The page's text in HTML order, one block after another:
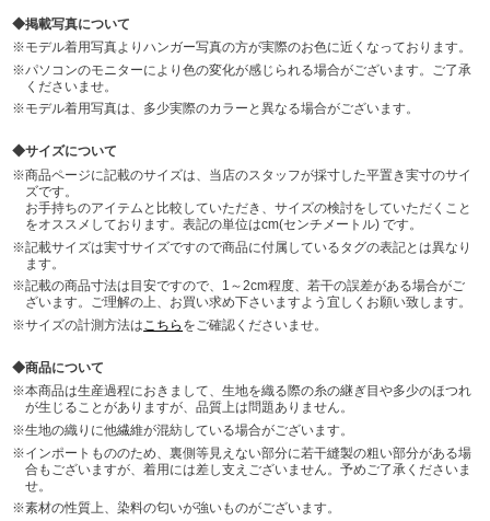
掲載写真について
モデル着用写真よりハンガー写真の方が実際のお色に近くなっております。
パソコンのモニターにより色の変化が感じられる場合がございます。ご了承
くださいませ。
モデル着用写真は、多少実際のカラーと異なる場合がございます。
サイズについて
商品ページに記載のサイズは、当店のスタッフが採寸した平置き実寸のサイ
ズです。
お手持ちのアイテムと比較していただき、サイズの検討をしていただくこと
をオススメしております。表記の単位はcm(センチメートル) です。
記載サイズは実寸サイズですので商品に付属しているタグの表記とは異なり
ます。
記載の商品寸法は目安ですので、1～2cm程度、若干の誤差がある場合がご
ざいます。ご理解の上、お買い求め下さいますよう宜しくお願い致します。
サイズの計測方法は こちら をご確認くださいませ。
商品について
本商品は生産過程におきまして、生地を織る際の糸の継ぎ目や多少のほつれ
が生じることがありますが、品質上は問題ありません。
生地の織りに他繊維が混紡している場合がございます。
インポートもののため、裏側等見えない部分に若干縫製の粗い部分がある場
合もございますが、着用には差し支えございません。予めご了承くださいま
せ。
素材の性質上、染料の匂いが強いものがございます。